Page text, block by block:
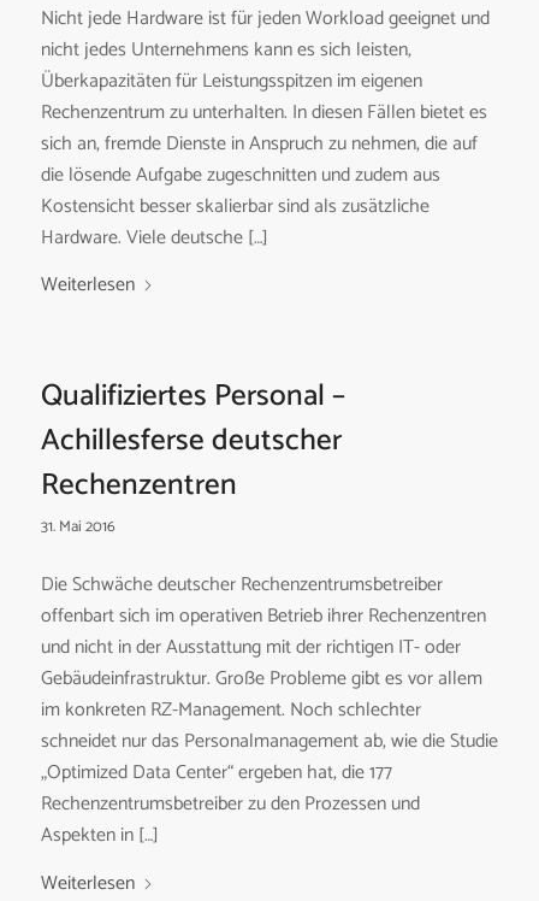
Nicht jede Hardware ist für jeden Workload geeignet und
nicht jedes Unternehmens kann es sich leisten,
Überkapazitäten für Leistungsspitzen im eigenen
Rechenzentrum zu unterhalten. In diesen Fällen bietet es
sich an, fremde Dienste in Anspruch zu nehmen, die auf
die lösende Aufgabe zugeschnitten und zudem aus
Kostensicht besser skalierbar sind als zusätzliche
Hardware. Viele deutsche […]
Weiterlesen
Qualifiziertes Personal –
Achillesferse deutscher
Rechenzentren
31. Mai 2016
Die Schwäche deutscher Rechenzentrumsbetreiber
offenbart sich im operativen Betrieb ihrer Rechenzentren
und nicht in der Ausstattung mit der richtigen IT- oder
Gebäudeinfrastruktur. Große Probleme gibt es vor allem
im konkreten RZ-Management. Noch schlechter
schneidet nur das Personalmanagement ab, wie die Studie
„Optimized Data Center“ ergeben hat, die 177
Rechenzentrumsbetreiber zu den Prozessen und
Aspekten in […]
Weiterlesen